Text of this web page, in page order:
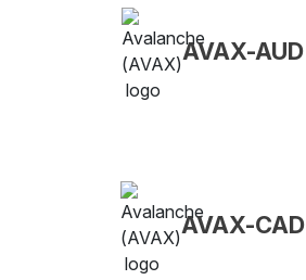
AVAX-AUD
AVAX-CAD